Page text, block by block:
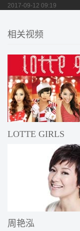
2017-09-12 09:19
相关视频
LOTTE GIRLS
周艳泓